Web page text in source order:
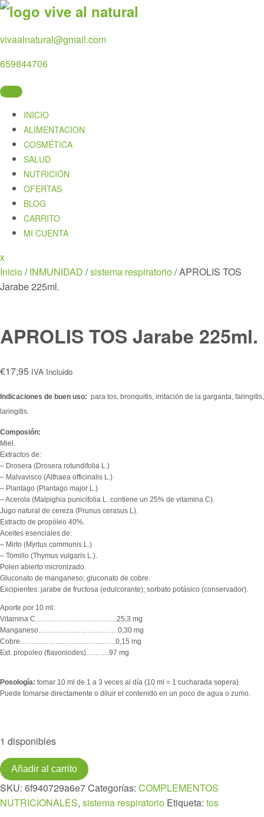
Skip
content
vivaalnatural@gmail.com
659844706
INICIO
ALIMENTACION
COSMÉTICA
SALUD
NUTRICIÓN
OFERTAS
BLOG
CARRITO
MI CUENTA
xClose
Menu
Inicio/INMUNIDAD /sistema respiratorio/ APROLIS TOS
Jarabe 225ml.
APROLIS TOS Jarabe 225ml.
€17,95 IVA Incluido
Indicaciones de buen uso: para tos, bronquitis, irritación de la garganta, faringitis,
laringitis.
Composión:
Miel.
Extractos de:
– Drosera (Drosera rotundifolia L.)
– Malvavisco (Althaea officinalis L.)
– Plantago (Plantago major L.)
– Acerola (Malpighia punicifolia L. contiene un 25% de vitamina C).
Jugo natural de cereza (Prunus cerasus L).
Extracto de propóleo 40%.
Aceites esenciales de:
– Mirto (Myrtus communis L.)
– Tomillo (Thymus vulgaris L.).
Polen abierto micronizado.
Gluconato de manganeso; gluconato de cobre.
Excipientes: jarabe de fructosa (edulcorante); sorbato potásico (conservador).
Aporte por 10 ml:
Vitamina C……………………………..25,3 mg
Manganeso…………………………….0,30 mg
Cobre…………………………………..0,15 mg
Ext. propoleo (flavoniodes)……….97 mg
Posología: tomar 10 ml de 1 a 3 veces al día (10 ml = 1 cucharada sopera).
Puede tomarse directamente o diluir el contenido en un poco de agua o zumo.
1 disponibles
APROLIS
TOS
Jarabe
225ml.
Añadir al carrito
SKU: 6f940729a6e7Categorías: COMPLEMENTOS
NUTRICIONALES, sistema respiratorio Etiqueta: tos